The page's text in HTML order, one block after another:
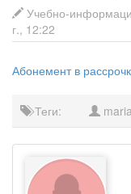
Учебно-
г., 12:22
Абонемент в
Теги: